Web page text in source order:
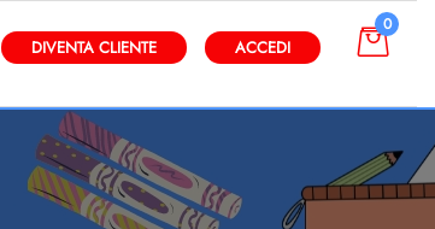
disponibili.
DIVENTA CLIENTE ACCEDI
0